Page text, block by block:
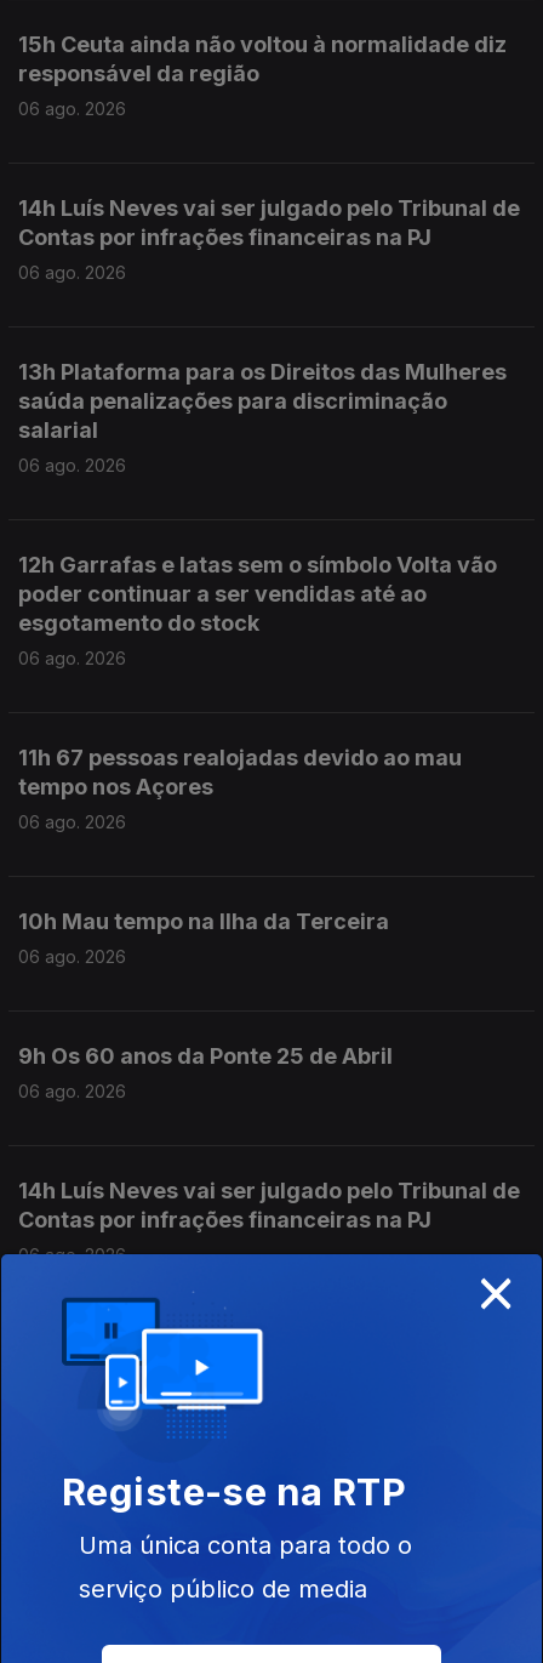
15h Ceuta ainda não voltou à normalidade diz
responsável da região
06 ago. 2026
14h Luís Neves vai ser julgado pelo Tribunal de
Contas por infrações financeiras na PJ
06 ago. 2026
13h Plataforma para os Direitos das Mulheres
saúda penalizações para discriminação
salarial
06 ago. 2026
12h Garrafas e latas sem o símbolo Volta vão
poder continuar a ser vendidas até ao
esgotamento do stock
06 ago. 2026
11h 67 pessoas realojadas devido ao mau
tempo nos Açores
06 ago. 2026
10h Mau tempo na Ilha da Terceira
06 ago. 2026
9h Os 60 anos da Ponte 25 de Abril
06 ago. 2026
14h Luís Neves vai ser julgado pelo Tribunal de
Contas por infrações financeiras na PJ
06 ago. 2026
13h Plataforma para os Direitos das Mulheres
saúda penalizações para discriminação
12h Garrafas e latas sem o símbolo Volta vão
poder continuar a ser vendidas até ao
esgotamento do stock
06 ago. 2026
×
Registe-se na RTP
Uma única conta para todo o
serviço público de media